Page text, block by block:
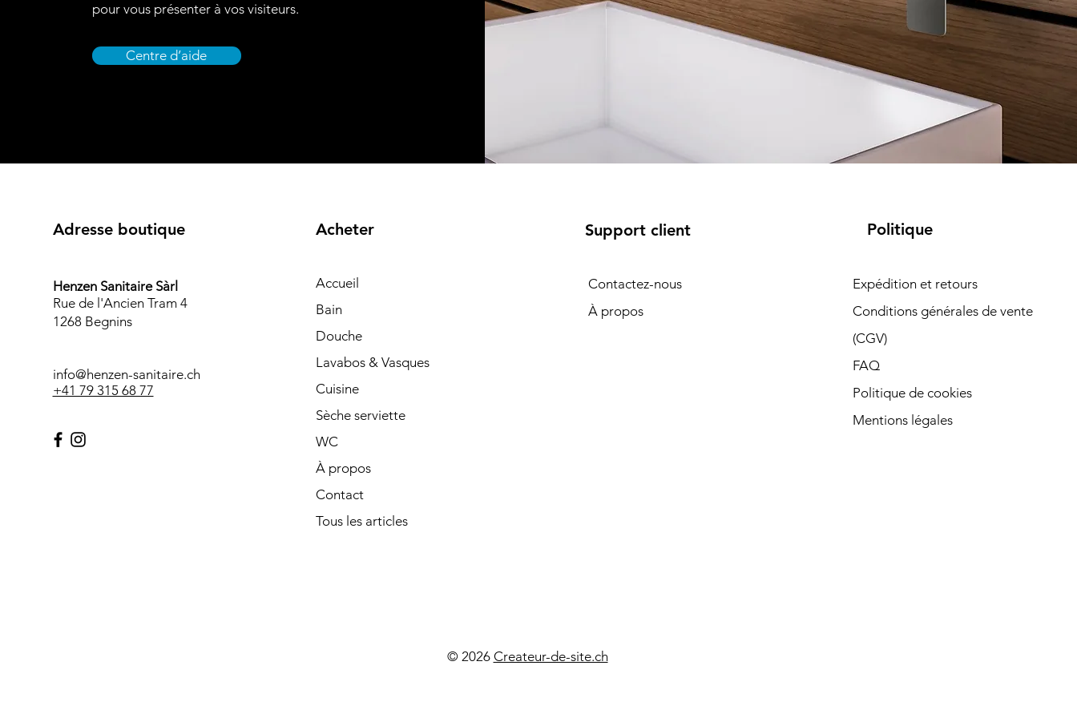
pour vous présenter à vos visiteurs.
Centre d’aide
Adresse boutique
Henzen Sanitaire Sàrl
Rue de l'Ancien Tram 4
1268 Begnins
info@henzen-sanitaire.ch
+41 79 315 68 77
Acheter
Accueil
Bain
Douche
Lavabos & Vasques
Cuisine
Sèche serviette
WC
À propos
Contact
Tous les articles
Support client
Contactez-nous
À propos
Politique
Expédition et retours
Conditions générales de vente
(CGV)
FAQ
Politique de cookies
Mentions légales
© 2026 Createur-de-site.ch